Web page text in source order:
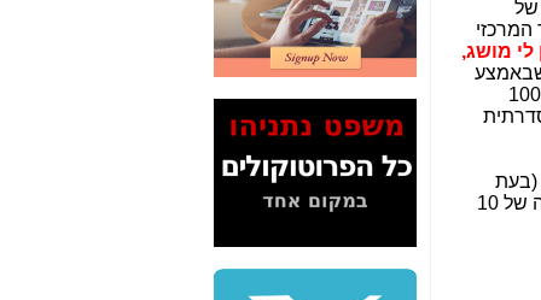
של
המרכזי
לי מושג,
שבאמצע
התרענן במשך 100
(בעת
גם שותף בחברה), תמורת דמי חתימה של 10
2" על תעלולי השר
משה כחלון -כאן
המשך חשיפת הבלוף
ששמו "מהפיכת
הסלולר" ואיך מסרסים
את הנתונים לציבור -
כאן
סיכום ביקור בסיליקון
משקיעות ומפתחות
באותם תחומים -כאן